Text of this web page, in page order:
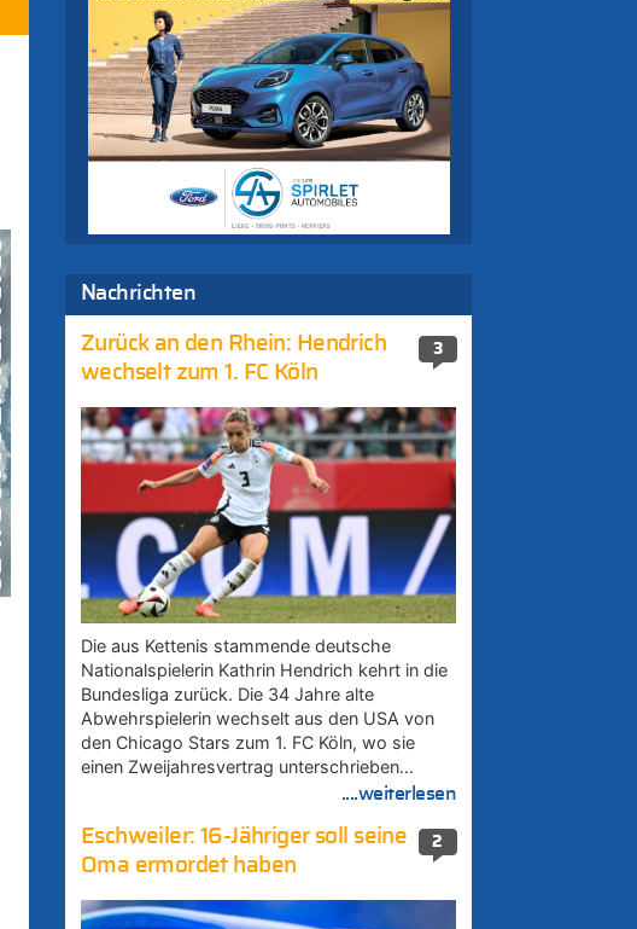
Nachrichten
3
Zurück an den Rhein: Hendrich
wechselt zum 1. FC Köln
Die aus Kettenis stammende deutsche
Nationalspielerin Kathrin Hendrich kehrt in die
Bundesliga zurück. Die 34 Jahre alte
Abwehrspielerin wechselt aus den USA von
den Chicago Stars zum 1. FC Köln, wo sie
einen Zweijahresvertrag unterschrieben…
....weiterlesen
2
Eschweiler: 16-Jähriger soll seine
Oma ermordet haben